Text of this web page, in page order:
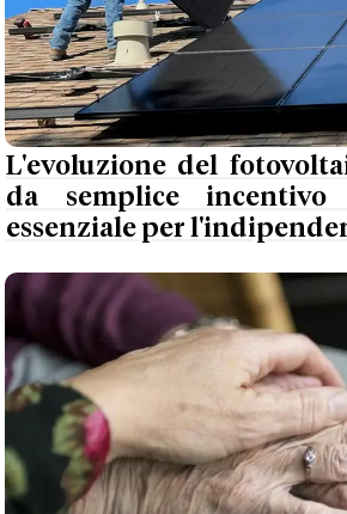
L'evoluzione del
da semplice incentivo
essenziale per